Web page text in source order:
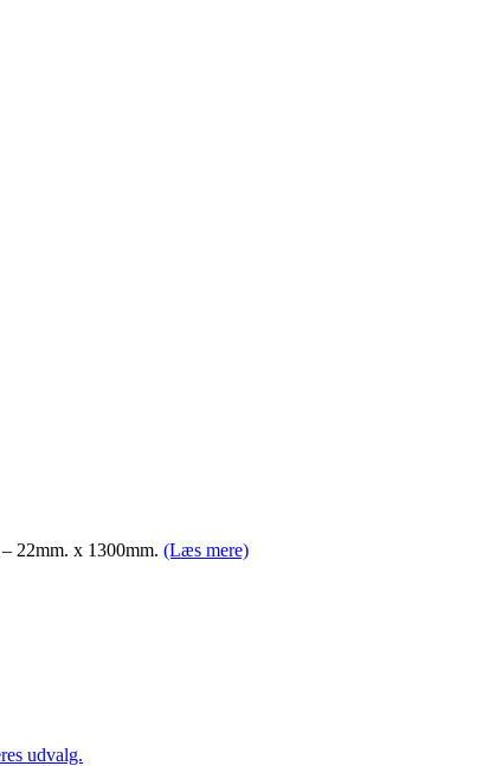
22mm. x 1300mm. (Læs mere)
udvalg.